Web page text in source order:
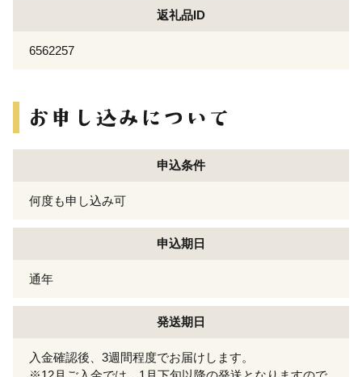
返礼品ID
6562257
申込条件
何度も申し込み可
申込期日
通年
発送期日
入金確認後、3週間程度でお届けします。